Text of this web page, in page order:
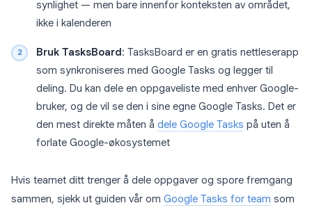
synlighet — men bare innenfor konteksten av området,
ikke i kalenderen
Bruk TasksBoard: TasksBoard er en gratis nettleserapp
som synkroniseres med Google Tasks og legger til
deling. Du kan dele en oppgaveliste med enhver Google-
bruker, og de vil se den i sine egne Google Tasks. Det er
den mest direkte måten å dele Google Tasks på uten å
forlate Google-økosystemet
Hvis teamet ditt trenger å dele oppgaver og spore fremgang
sammen, sjekk ut guiden vår om Google Tasks for team som